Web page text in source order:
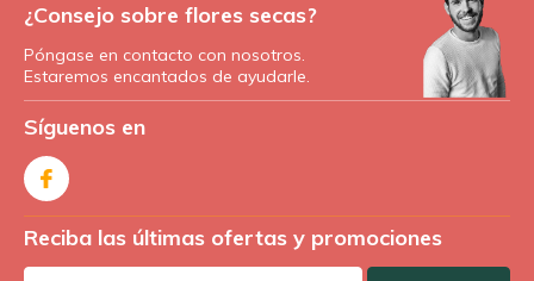
¿Consejo sobre flores secas?
Póngase en contacto con nosotros.
Estaremos encantados de ayudarle.
Síguenos en
Reciba las últimas ofertas y promociones